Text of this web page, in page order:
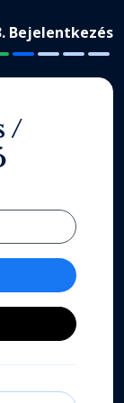
Bejelentkezés
/